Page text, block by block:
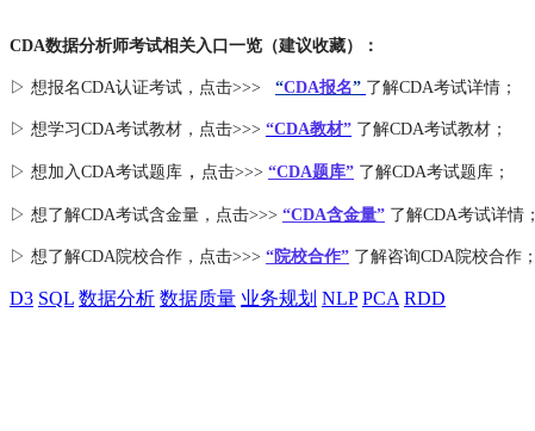
CDA数据分析师考试相关入口一览（建议收藏）：
▷ 想报名CDA认证考试，点击>>> “CDA报名” 了解CDA考试详情；
▷ 想学习CDA考试教材，点击>>> “CDA教材” 了解CDA考试教材；
▷ 想加入CDA考试题库 ， 点击>>> “CDA题库” 了解CDA考试题库；
▷ 想了解CDA考试含金量 ，点击>>> “CDA含金量” 了解CDA考试详情；
▷ 想了解CDA院校合作 ，点击>>> “院校合作” 了解咨询CDA院校合作；
D3 SQL 数据分析 数据质量 业务规划 NLP PCA RDD